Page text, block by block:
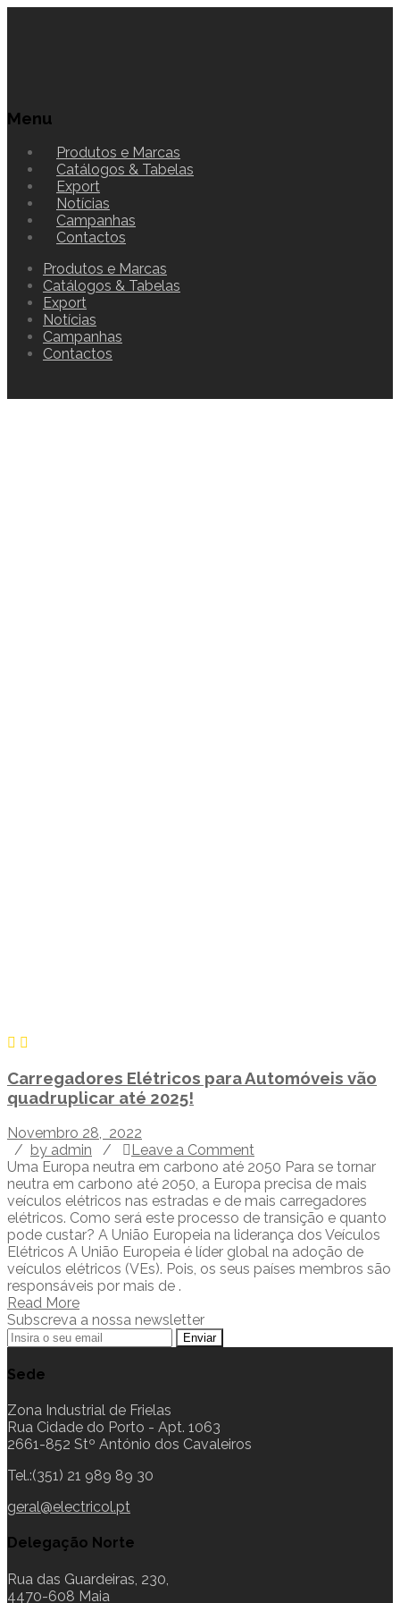
Menu
Produtos e Marcas
Catálogos & Tabelas
Export
Notícias
Campanhas
Contactos
Produtos e Marcas
Catálogos & Tabelas
Export
Notícias
Campanhas
Contactos
Carregadores Elétricos para Automóveis vão
quadruplicar até 2025!
Novembro 28, 2022
/ by admin /
Leave a Comment
Uma Europa neutra em carbono até 2050 Para se tornar
neutra em carbono até 2050, a Europa precisa de mais
veículos elétricos nas estradas e de mais carregadores
elétricos. Como será este processo de transição e quanto
pode custar? A União Europeia na liderança dos Veículos
Elétricos A União Europeia é líder global na adoção de
veículos elétricos (VEs). Pois, os seus países membros são
responsáveis por mais de .
Read More
Subscreva a nossa newsletter
Sede
Zona Industrial de Frielas
Rua Cidade do Porto - Apt. 1063
2661-852 Stº António dos Cavaleiros
Tel.:(351) 21 989 89 30
geral@electricol.pt
Delegação Norte
Rua das Guardeiras, 230,
4470-608 Maia